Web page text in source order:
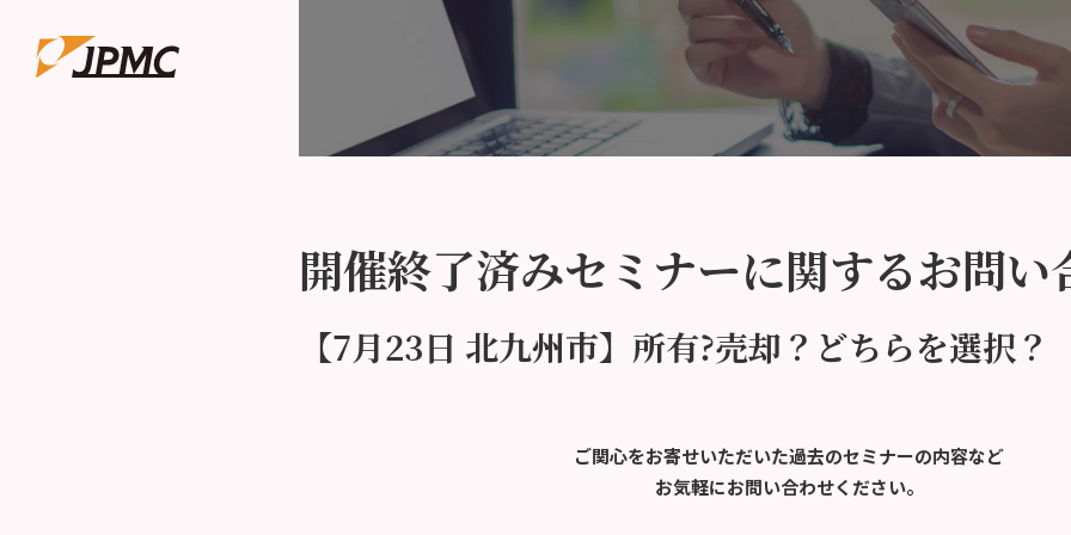
開催終了済みセミナーに関するお問い
【7月23日 北九州市】所有?売却？どちらを選択？
ご関心をお寄せいただいた過去のセミナーの内容など
お気軽にお問い合わせください。